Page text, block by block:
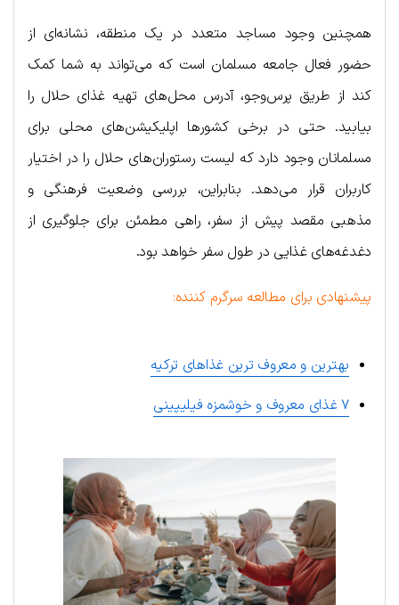
همچنین وجود مساجد متعدد در یک منطقه، نشانه‌ای از
حضور فعال جامعه مسلمان است که می‌تواند به شما کمک
کند از طریق پرس‌وجو، آدرس محل‌های تهیه غذای حلال را
بیابید. حتی در برخی کشورها اپلیکیشن‌های محلی برای
مسلمانان وجود دارد که لیست رستوران‌های حلال را در اختیار
کاربران قرار می‌دهد. بنابراین، بررسی وضعیت فرهنگی و
مذهبی مقصد پیش از سفر، راهی مطمئن برای جلوگیری از
دغدغه‌های غذایی در طول سفر خواهد بود.
پیشنهادی برای مطالعه سرگرم کننده:
بهترین و معروف ترین غذاهای ترکیه
۷ غذای معروف و خوشمزه فیلیپینی